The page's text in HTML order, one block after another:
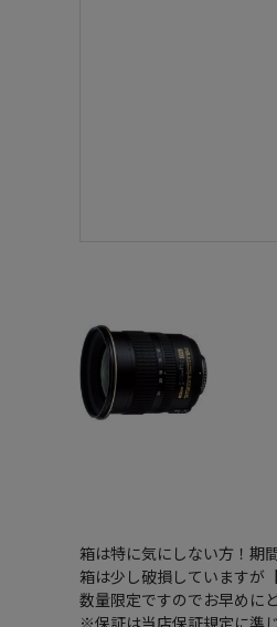
箱は特に気にしない方！期
箱は少し破損していますが
数量限定ですのでお早めに
※保証は当店保証規定に準じ